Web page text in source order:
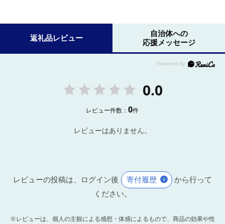
返礼品レビュー
自治体への
応援メッセージ
0.0
レビュー件数：0件
レビューはありません。
レビューの投稿は、ログイン後 寄付履歴
から行って
ください。
※レビューは、個人の主観による感想・体感によるもので、商品の効果や性